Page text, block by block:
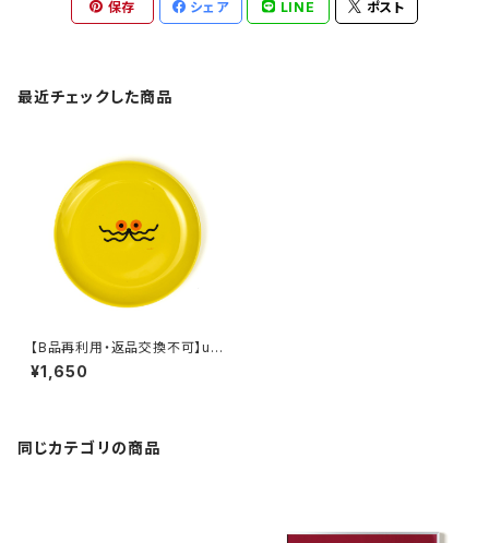
保存 シェア LINE ポスト
最近チェックした商品
【B品再利用・返品交換不可】um
ao プレート 180mm イエロ
ー
¥1,650
同じカテゴリの商品